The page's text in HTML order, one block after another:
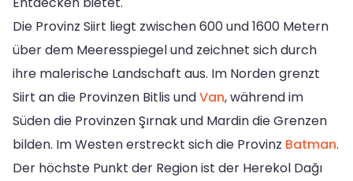
Die Provinz Siirt liegt zwischen 600 und 1600 Metern
über dem Meeresspiegel und zeichnet sich durch
ihre malerische Landschaft aus. Im Norden grenzt
Siirt an die Provinzen Bitlis undVan, während im
Süden die Provinzen Şırnak und Mardin die Grenzen
bilden. Im Westen erstreckt sich die Provinz Batman.
Der höchste Punkt der Region ist der Herekol Dağı